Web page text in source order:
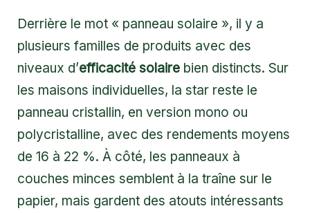
Derrière le mot « panneau solaire », il y a
plusieurs familles de produits avec des
niveaux d’efficacité solaire bien distincts. Sur
les maisons individuelles, la star reste le
panneau cristallin, en version mono ou
polycristalline, avec des rendements moyens
de 16 à 22 %. À côté, les panneaux à
couches minces semblent à la traîne sur le
papier, mais gardent des atouts intéressants